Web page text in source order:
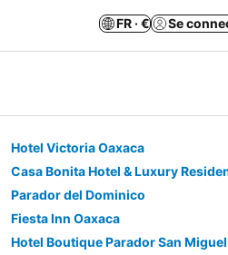
FR · € Se
Hotel Victoria Oaxaca
Casa Bonita Hotel & Luxury
Parador del Dominico
Fiesta Inn Oaxaca
Hotel Boutique Parador San